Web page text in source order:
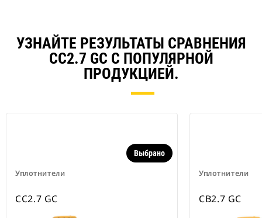
УЗНАЙТЕ РЕЗУЛЬТАТЫ СРАВНЕНИЯ
CC2.7 GC С ПОПУЛЯРНОЙ
ПРОДУКЦИЕЙ.
Уплотнители
Выбрано
CC2.7 GC
Уплотнители
CB2.7 GC